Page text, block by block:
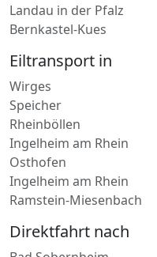
Annweiler am Trifels
Kirn
Bernkastel-Kues
Eiltransport in
Wirges
Speicher
Rheinböllen
Ingelheim am Rhein
Osthofen
Ramstein-Miesenbach